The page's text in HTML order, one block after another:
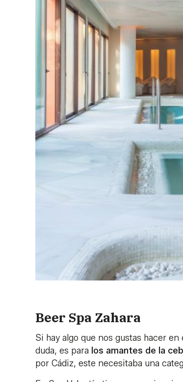
Beer Spa Zahara
Si hay algo que nos gustas hacer
duda, es para los amantes de la
por Cádiz, este necesitaba una